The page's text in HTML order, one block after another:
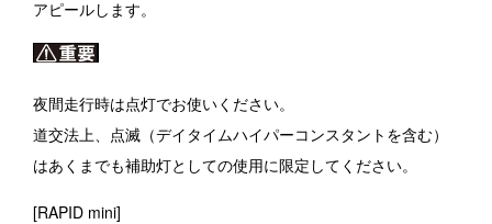
アピールします。
夜間走行時は点灯でお使いください。
道交法上、点滅（デイタイムハイパーコンスタントを含む）
はあくまでも補助灯としての使用に限定してください。
[RAPID mini]